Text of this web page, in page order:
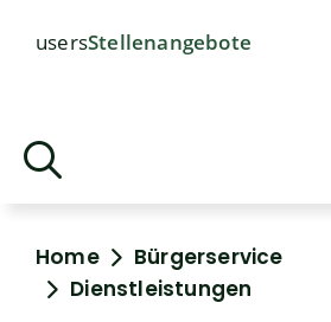
usersStellenangebote
Home
Bürgerservice
Dienstleistungen